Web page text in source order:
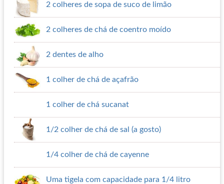
2 colheres de sopa de suco de limão
2 colheres de chá de coentro moído
2 dentes de alho
1 colher de chá de açafrão
1 colher de chá sucanat
1/2 colher de chá de sal (a gosto)
1/4 colher de chá de cayenne
Uma tigela com capacidade para 1/4 litro